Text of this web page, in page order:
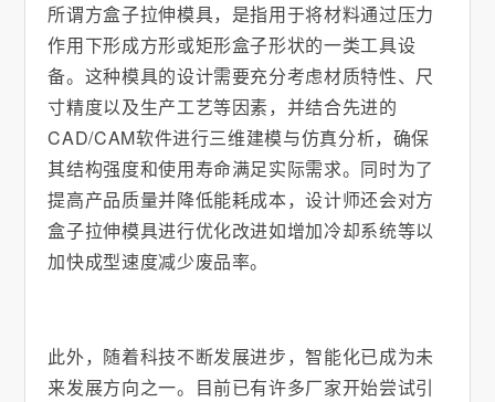
所谓方盒子拉伸模具，是指用于将材料通过压力
作用下形成方形或矩形盒子形状的一类工具设
备。这种模具的设计需要充分考虑材质特性、尺
寸精度以及生产工艺等因素，并结合先进的
CAD/CAM软件进行三维建模与仿真分析，确保
其结构强度和使用寿命满足实际需求。同时为了
提高产品质量并降低能耗成本，设计师还会对方
盒子拉伸模具进行优化改进如增加冷却系统等以
加快成型速度减少废品率。
此外，随着科技不断发展进步，智能化已成为未
来发展方向之一。目前已有许多厂家开始尝试引